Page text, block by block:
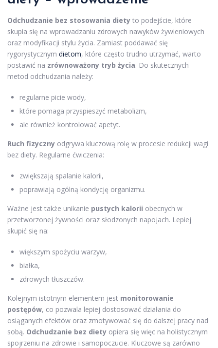
Odchudzanie bez stosowania diety to podejście, które
skupia się na wprowadzaniu zdrowych nawyków żywieniowych
oraz modyfikacji stylu życia. Zamiast poddawać się
rygorystycznym dietom, które często trudno utrzymać, warto
postawić na zrównoważony tryb życia. Do skutecznych
metod odchudzania należy:
regularne picie wody,
które pomaga przyspieszyć metabolizm,
ale również kontrolować apetyt.
Ruch fizyczny odgrywa kluczową rolę w procesie redukcji wagi
bez diety. Regularne ćwiczenia:
zwiększają spalanie kalorii,
poprawiają ogólną kondycję organizmu.
Ważne jest także unikanie pustych kalorii obecnych w
przetworzonej żywności oraz słodzonych napojach. Lepiej
skupić się na:
większym spożyciu warzyw,
białka,
zdrowych tłuszczów.
Kolejnym istotnym elementem jest monitorowanie
postępów, co pozwala lepiej dostosować działania do
osiąganych efektów oraz zmotywować się do dalszej pracy nad
sobą. Odchudzanie bez diety opiera się więc na holistycznym
spojrzeniu na zdrowie i samopoczucie. Kluczowe są zarówno